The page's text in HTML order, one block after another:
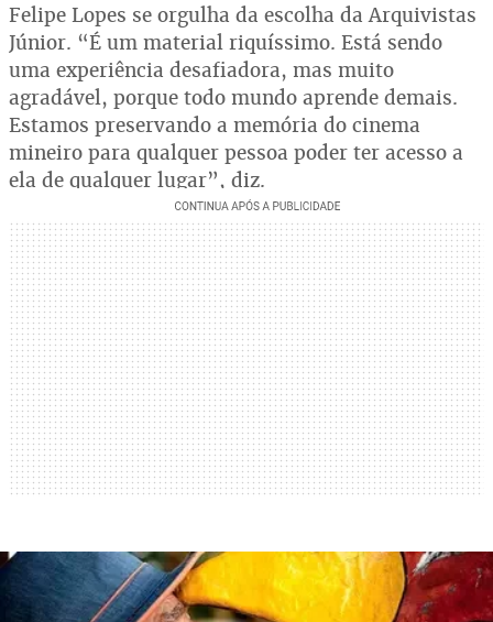
Felipe Lopes se orgulha da escolha da Arquivistas
Júnior. “É um material riquíssimo. Está sendo
uma experiência desafiadora, mas muito
agradável, porque todo mundo aprende demais.
Estamos preservando a memória do cinema
mineiro para qualquer pessoa poder ter acesso a
ela de qualquer lugar”, diz.